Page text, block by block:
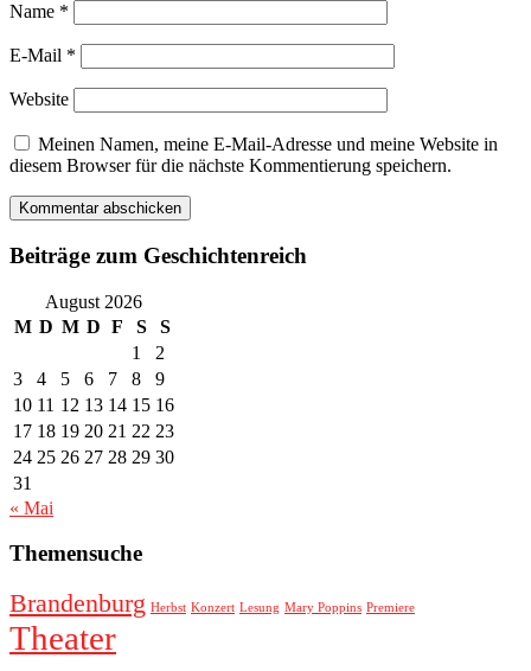
Name *
E-Mail *
Website
Meinen Namen, meine E-Mail-Adresse und meine Website in
diesem Browser für die nächste Kommentierung speichern.
Beiträge zum Geschichtenreich
August 2026
M D M D F S
S
1
2
3
4 5 6 7 8
9
10 11 12 13 14 15 16
17 18 19 20 21 22 23
24 25 26 27 28 29 30
31
« Mai
Themensuche
Brandenburg Herbst Konzert Lesung Mary Poppins Premiere
Theater